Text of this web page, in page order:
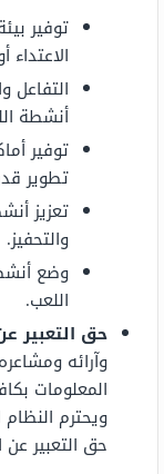
توفير
الاعتداء
التفاعل
أنشطة
توفير
تطوير
تعزيز
والتحفيز.
وضع
اللعب.
حق التعبير
وآرائه
المعلومات
ويحترم
حق التعبير عن